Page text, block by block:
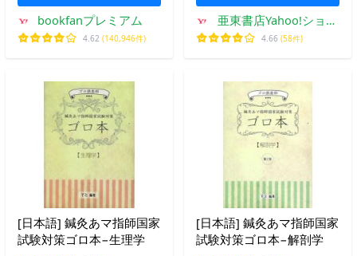
bookfanプレミアム
4.62 (140,946件)
亜東書店Yahoo!ショッ
プ
4.66 (58件)
[日本語] 鍼灸あマ指師国家
試験対策ゴロ本−生理学
[日本語] 鍼灸あマ指師国家
試験対策ゴロ本−解剖学